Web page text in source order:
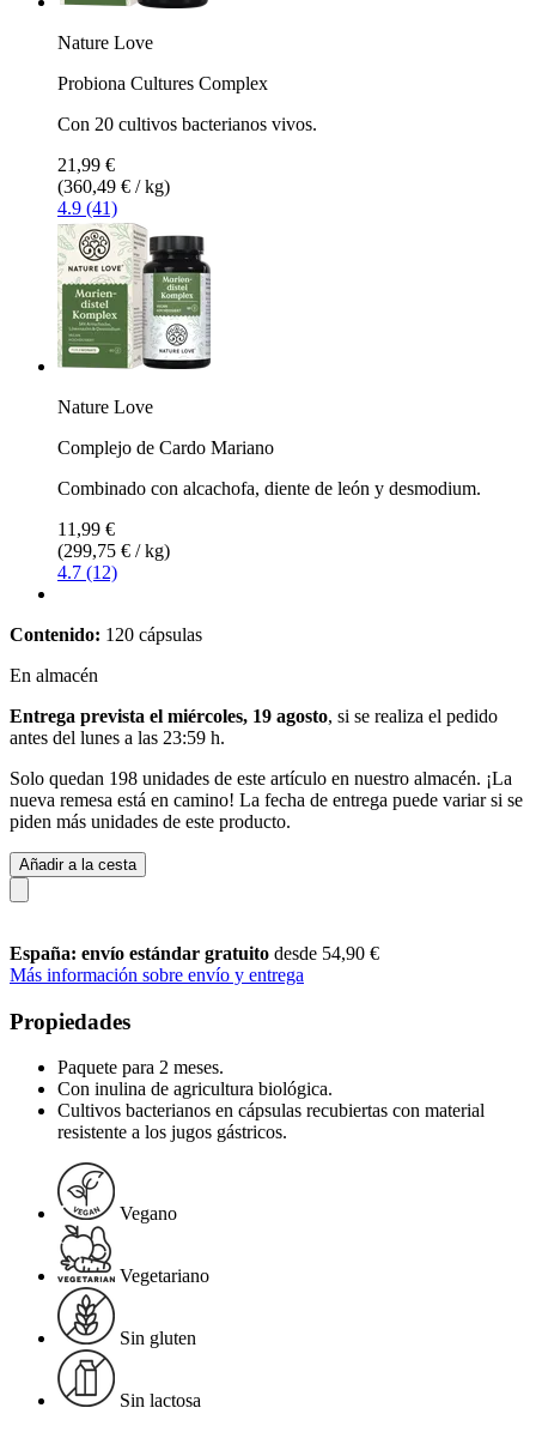
Nature Love
Probiona Cultures Complex
Con 20 cultivos bacterianos vivos.
21,99 €
(360,49 € / kg)
4.9 (41)
Nature Love
Complejo de Cardo Mariano
Combinado con alcachofa, diente de león y desmodium.
11,99 €
(299,75 € / kg)
4.7 (12)
Contenido: 120 cápsulas
En almacén
Entrega prevista el miércoles, 19 agosto, si se realiza el pedido
antes del lunes a las 23:59 h.
Solo quedan 198 unidades de este artículo en nuestro almacén. ¡La
nueva remesa está en camino! La fecha de entrega puede variar si se
piden más unidades de este producto.
Añadir a la cesta
España: envío estándar gratuito desde 54,90 €
Más información sobre envío y entrega
Propiedades
Paquete para 2 meses.
Con inulina de agricultura biológica.
Cultivos bacterianos en cápsulas recubiertas con material
resistente a los jugos gástricos.
Vegano
Vegetariano
Sin gluten
Sin lactosa